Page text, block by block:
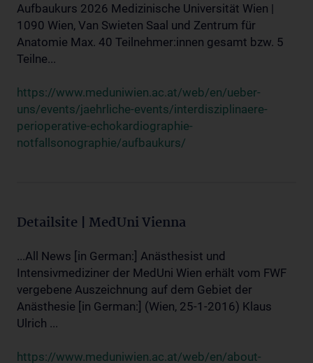
Aufbaukurs 2026 Medizinische Universität Wien |
1090 Wien, Van Swieten Saal und Zentrum für
Anatomie Max. 40 Teilnehmer:innen gesamt bzw. 5
Teilne...
https://www.meduniwien.ac.at/web/en/ueber-
uns/events/jaehrliche-events/interdisziplinaere-
perioperative-echokardiographie-
notfallsonographie/aufbaukurs/
Detailsite | MedUni Vienna
...All News [in German:] Anästhesist und
Intensivmediziner der MedUni Wien erhält vom FWF
vergebene Auszeichnung auf dem Gebiet der
Anästhesie [in German:] (Wien, 25-1-2016) Klaus
Ulrich ...
https://www.meduniwien.ac.at/web/en/about-